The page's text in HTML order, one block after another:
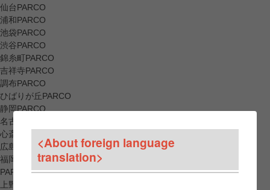
仙台PARCO
浦和PARCO
池袋PARCO
渋谷PARCO
錦糸町PARCO
吉祥寺PARCO
調布PARCO
ひばりが丘PARCO
静岡PARCO
名古屋PARCO
心斎橋PARCO
広島PARCO
福岡PARCO
PARCO_ya
上野
<About foreign language
translation>